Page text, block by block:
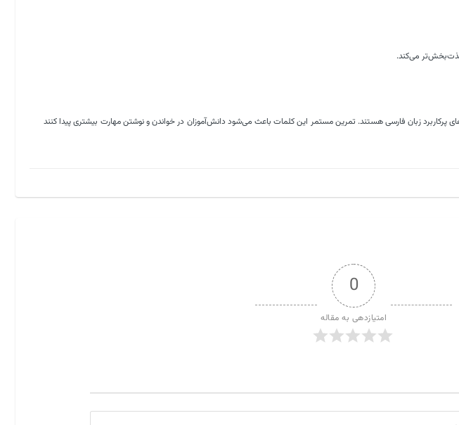
لذت‌بخش‌تر می‌کند.
واژه‌های پرکاربرد زبان فارسی هستند. تمرین مستمر این کلمات باعث می‌شود دانش‌آموزان در خواندن و نوشتن مهارت بیشتری پیدا کنند
0
امتیازدهی به مقاله